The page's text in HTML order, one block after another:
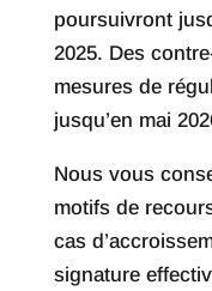
poursuivront
2025. Des
mesures de
jusqu’en mai
Nous vous
motifs de
cas
signature